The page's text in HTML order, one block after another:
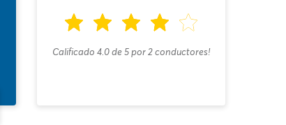
Calificado 4.0de5 por2conductores!